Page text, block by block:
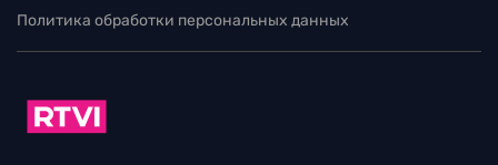
Политика обработки персональных данных